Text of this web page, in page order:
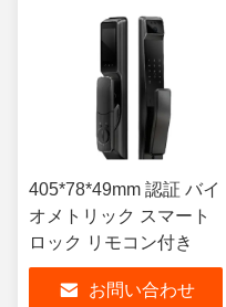
405*78*49mm 認証 バイ
オメトリック スマート
ロック リモコン付き
お問い合わせ